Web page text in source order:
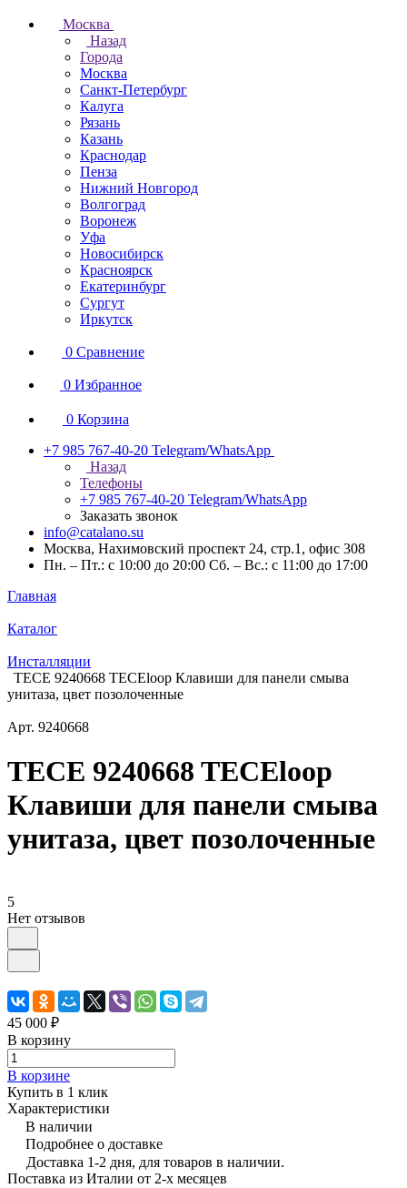
Москва
Назад
Города
Москва
Санкт-Петербург
Калуга
Рязань
Казань
Краснодар
Пенза
Нижний Новгород
Волгоград
Воронеж
Уфа
Новосибирск
Красноярск
Екатеринбург
Сургут
Иркутск
0 Сравнение
0 Избранное
0 Корзина
+7 985 767-40-20 Telegram/WhatsApp
Назад
Телефоны
+7 985 767-40-20 Telegram/WhatsApp
Заказать звонок
info@catalano.su
Москва, Нахимовский проспект 24, стр.1, офис 308
Пн. – Пт.: с 10:00 до 20:00 Сб. – Вс.: с 11:00 до 17:00
Главная
Каталог
Инсталляции
TECE 9240668 TECEloop Клавиши для панели смыва
унитаза, цвет позолоченные
Арт. 9240668
TECE 9240668 TECEloop
Клавиши для панели смыва
унитаза, цвет позолоченные
5
Нет отзывов
45 000 ₽
В корзину
В корзине
Купить в 1 клик
Характеристики
В наличии
Подробнее о доставке
Доставка 1-2 дня, для товаров в наличии.
Поставка из Италии от 2-х месяцев